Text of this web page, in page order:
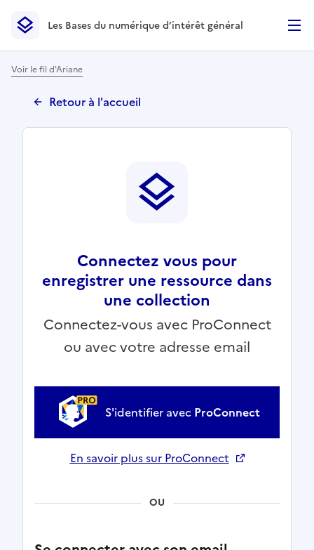
Les Bases du numérique d’intérêt général- Retour à la
Les Bases du numérique d’intérêt général
Voir le fil d'Ariane
Retour à l'accueil
Connectez vous pour
enregistrer une ressource dans
une collection
Connectez-vous avec ProConnect
ou avec votre adresse email
S'identifier avec ProConnect
En savoir plus sur ProConnect
OU